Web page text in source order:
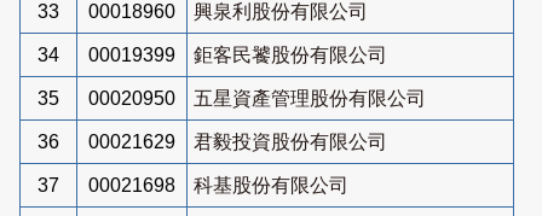
33 00018960 興泉利股份有限公司
34 00019399 鉅客民饕股份有限公司
35 00020950 五星資產管理股份有限公司
36 00021629 君毅投資股份有限公司
37 00021698 科基股份有限公司